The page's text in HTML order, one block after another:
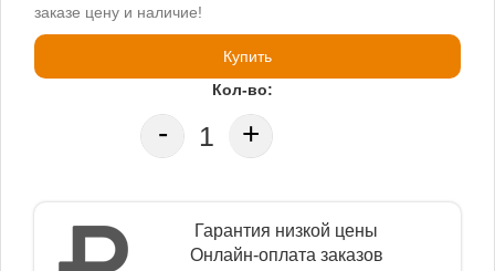
заказе цену и наличие!
Купить
Кол-во:
- +
Гарантия низкой цены
Онлайн-оплата заказов